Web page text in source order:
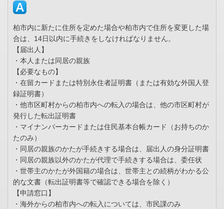
柏市内に新たに住所を定めた場合や柏市内で住所を変更した場
合は、14日以内に手続きをしなければなりません。
【届出人】
・本人または同居の親族
【必要なもの】
・在留カードまたは特別永住者証明書（または有効な外国人登
録証明書）
・他市区町村からの柏市内への転入の場合は、他の市区町村が
発行した転出証明書
・マイナンバーカードまたは住民基本台帳カード（お持ちのか
たのみ）
・同居の親族のかたが手続きする場合は、届出人の身分証明書
・同居の親族以外のかたが代理で手続きする場合は、委任状
・世帯主のかたが外国籍の場合は、世帯主との続柄がわかる公
的な文書（転出証明書等で確認できる場合を除く）
【申請窓口】
・海外からの柏市内への転入については、市民課のみ